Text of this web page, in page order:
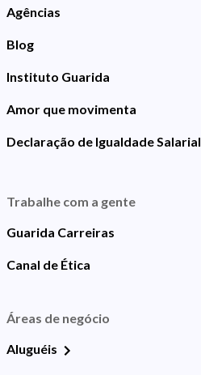
Agências
Blog
Instituto Guarida
Amor que movimenta
Declaração de Igualdade Salarial
Trabalhe com a gente
Guarida Carreiras
Canal de Ética
Áreas de negócio
Aluguéis